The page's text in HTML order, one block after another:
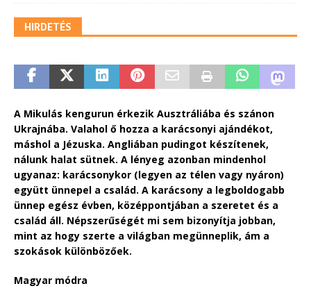
HIRDETÉS
A Mikulás kengurun érkezik Ausztráliába és szánon
Ukrajnába. Valahol ő hozza a karácsonyi ajándékot,
máshol a Jézuska. Angliában pudingot készítenek,
nálunk halat sütnek. A lényeg azonban mindenhol
ugyanaz: karácsonykor (legyen az télen vagy nyáron)
együtt ünnepel a család. A karácsony a legboldogabb
ünnep egész évben, középpontjában a szeretet és a
család áll. Népszerűségét mi sem bizonyítja jobban,
mint az hogy szerte a világban megünneplik, ám a
szokások különbözőek.
Magyar módra